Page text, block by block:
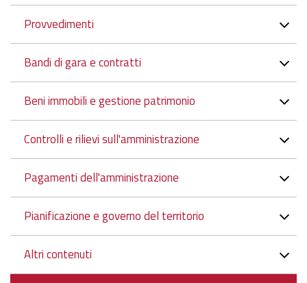
Provvedimenti
Bandi di gara e contratti
Beni immobili e gestione patrimonio
Controlli e rilievi sull'amministrazione
Pagamenti dell'amministrazione
Pianificazione e governo del territorio
Altri contenuti